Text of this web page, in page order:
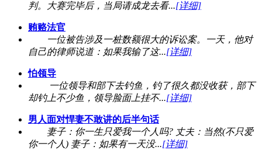
判。大赛完毕后，当局请成龙去看...[详细]
贿赂法官
一位被告涉及一桩数额很大的诉讼案。一天，他对
自己的律师说道：如果我输了这...[详细]
怕领导
一位领导和部下去钓鱼，钓了很久都没收获，部下
却钓上不少鱼，领导脸面上挂不...[详细]
男人面对悍妻不敢讲的后半句话
妻子：你一生只爱我一个人吗? 丈夫：当然(不只爱
你一个人) 妻子：如果有一天没...[详细]